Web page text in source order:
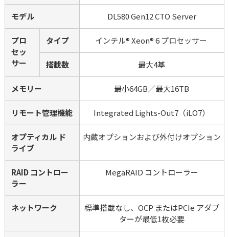
モデル DL580 Gen12 CTO Server
プロ
セッ
サー
タイプ インテル® Xeon® 6 プロセッサー
搭載数 最大4基
メモリー 最小64GB／最大16TB
リモート管理機能 Integrated Lights-Out7（iLO7）
オプティカル ド
ライブ
内蔵オプションおよび外付けオプション
RAID コントロー
ラー
MegaRAID コントローラー
ネットワーク
標準搭載なし、OCP またはPCIe アダプ
ターが最低1枚必要